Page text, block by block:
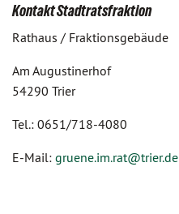
Kontakt Stadtratsfraktion
Rathaus / Fraktionsgebäude
Am Augustinerhof
54290 Trier
Tel.: 0651/718-4080
E-Mail: gruene.im.rat@trier.de